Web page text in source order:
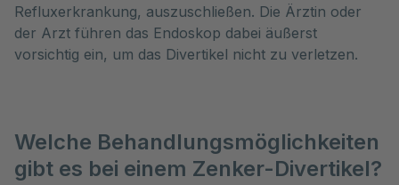
Refluxerkrankung, auszuschließen. Die Ärztin oder
der Arzt führen das Endoskop dabei äußerst
vorsichtig ein, um das Divertikel nicht zu verletzen.
Welche Behandlungsmöglichkeiten
gibt es bei einem Zenker-Divertikel?